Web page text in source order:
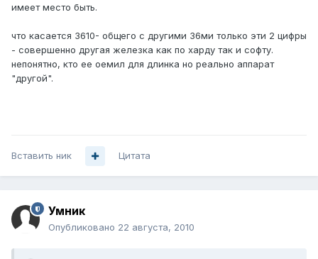
имеет место быть.
что касается 3610- общего с другими 36ми только эти 2 цифры
- совершенно другая железка как по харду так и софту.
непонятно, кто ее оемил для длинка но реально аппарат
"другой".
Вставить ник Цитата
Умник
Опубликовано 22 августа, 2010